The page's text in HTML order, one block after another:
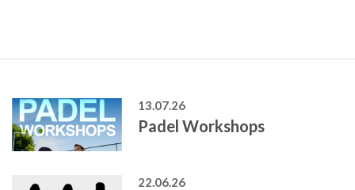
13.07.26
Padel Workshops
22.06.26